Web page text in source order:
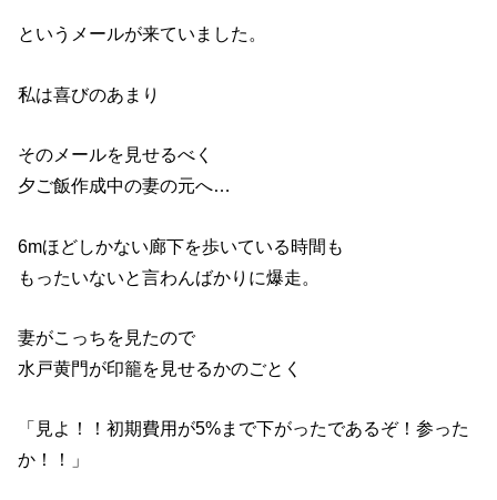
というメールが来ていました。
私は喜びのあまり
そのメールを見せるべく
夕ご飯作成中の妻の元へ…
6mほどしかない廊下を歩いている時間も
もったいないと言わんばかりに爆走。
妻がこっちを見たので
水戸黄門が印籠を見せるかのごとく
「見よ！！初期費用が5%まで下がったであるぞ！参った
か！！」